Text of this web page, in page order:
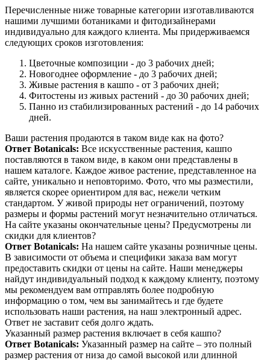
Перечисленные ниже товарные категории изготавливаются
нашими лучшими ботаниками и фитодизайнерами
индивидуально для каждого клиента. Мы придерживаемся
следующих сроков изготовления:
Цветочные композиции - до 3 рабочих дней;
Новогоднее оформление - до 3 рабочих дней;
Живые растения в кашпо - от 3 рабочих дней;
Фитостены из живых растений - до 30 рабочих дней;
Панно из стабилизированных растений - до 14 рабочих
дней.
Ваши растения продаются в таком виде как на фото?
Ответ Botanicals: Все искусственные растения, кашпо
поставляются в таком виде, в каком они представлены в
нашем каталоге. Каждое живое растение, представленное на
сайте, уникально и неповторимо. Фото, что мы разместили,
является скорее ориентиром для вас, нежели четким
стандартом. У живой природы нет ограничений, поэтому
размеры и формы растений могут незначительно отличаться.
На сайте указаны окончательные цены? Предусмотрены ли
скидки для клиентов?
Ответ Botanicals: На нашем сайте указаны розничные цены.
В зависимости от объема и специфики заказа вам могут
предоставить скидки от цены на сайте. Наши менеджеры
найдут индивидуальный подход к каждому клиенту, поэтому
мы рекомендуем вам отправлять более подробную
информацию о том, чем вы занимайтесь и где будете
использовать наши растения, на наш электронный адрес.
Ответ не заставит себя долго ждать.
Указанный размер растения включает в себя кашпо?
Ответ Botanicals: Указанный размер на сайте – это полный
размер растения от низа до самой высокой или длинной